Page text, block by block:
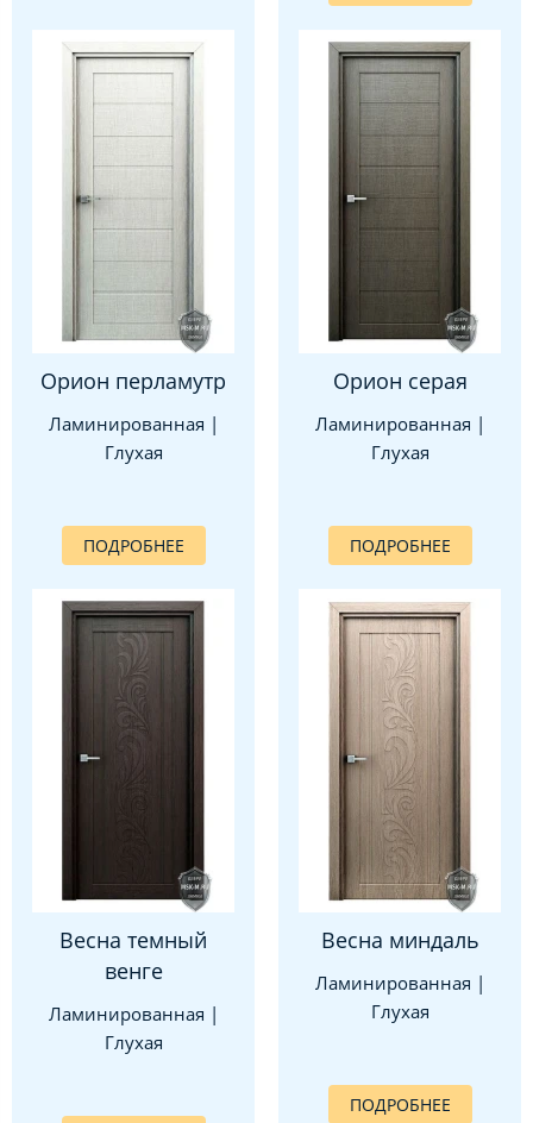
Орион перламутр
Ламинированная |
Глухая
ПОДРОБНЕЕ
Орион серая
Ламинированная |
Глухая
ПОДРОБНЕЕ
Весна темный
венге
Ламинированная |
Глухая
Весна миндаль
Ламинированная |
Глухая
ПОДРОБНЕЕ